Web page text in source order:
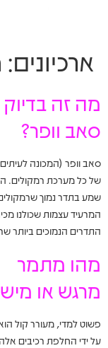
ארכיונים:
מה זה בדיוק
סאב וופר?
סאב וופר (המכונה
של כל מערכת רמקולים.
שמע בתדר נמוך
המרעיד עצמות שכולנו
התדרים הנמוכים ביותר
מהו מתמר
מרגש או
פשוט למדי, מעורר קול
על ידי החלפת רכיבים